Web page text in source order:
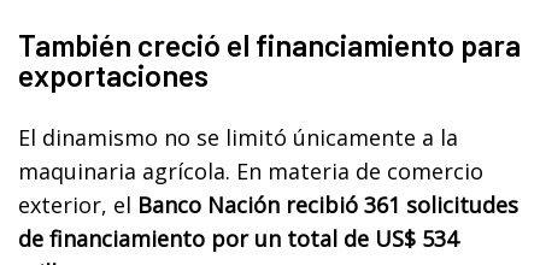
También creció el financiamiento para
exportaciones
El dinamismo no se limitó únicamente a la
maquinaria agrícola. En materia de comercio
exterior, el Banco Nación recibió 361 solicitudes
de financiamiento por un total de US$ 534